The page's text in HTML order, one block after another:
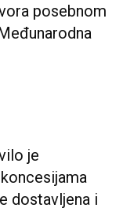
posebnom
je
dostavljena i